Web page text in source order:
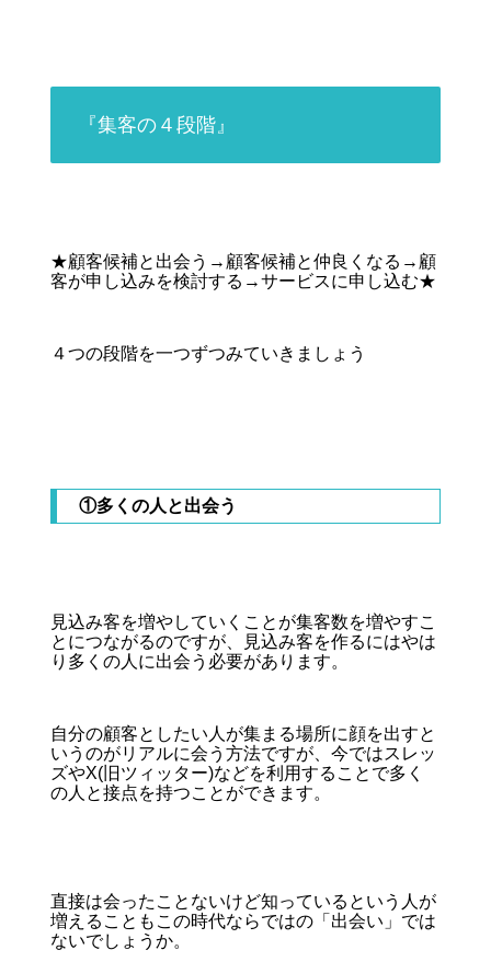
『集客の４段階』
★顧客候補と出会う→顧客候補と仲良くなる→顧
客が申し込みを検討する→サービスに申し込む★
４つの段階を一つずつみていきましょう
①多くの人と出会う
見込み客を増やしていくことが集客数を増やすこ
とにつながるのですが、見込み客を作るにはやは
り多くの人に出会う必要があります。
自分の顧客としたい人が集まる場所に顔を出すと
いうのがリアルに会う方法ですが、今ではスレッ
ズやX(旧ツィッター)などを利用することで多く
の人と接点を持つことができます。
直接は会ったことないけど知っているという人が
増えることもこの時代ならではの「出会い」では
ないでしょうか。